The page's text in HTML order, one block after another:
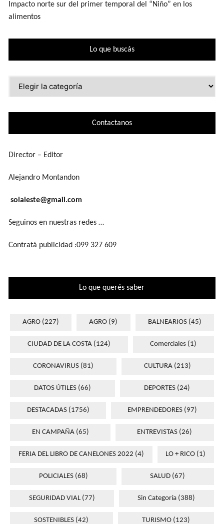
Impacto norte sur del primer temporal del “Niño” en los
alimentos
Lo que buscás
Contactanos
Director – Editor
Alejandro Montandon
solaleste@gmail.com
Seguinos en nuestras redes …
Contratá publicidad :099 327 609
Lo que querés saber
AGRO (227) AGRO (9) BALNEARIOS(45)
CIUDAD DE LA COSTA(124) Comerciales (1)
CORONAVIRUS(81) CULTURA (213)
DATOS ÚTILES (66) DEPORTES(24)
DESTACADAS(1756) EMPRENDEDORES (97)
EN CAMPAÑA(65) ENTREVISTAS (26)
FERIA DEL LIBRO DE CANELONES 2022 (4) LO + RICO (1)
POLICIALES(68) SALUD (67)
SEGURIDAD VIAL(77) Sin Categoría (388)
SOSTENIBLES (42) TURISMO(123)